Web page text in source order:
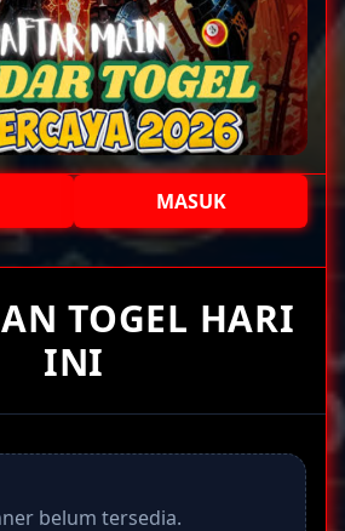
MASUK